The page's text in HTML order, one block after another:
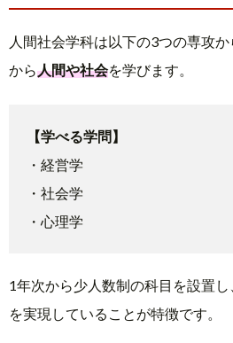
人間社会学科は以下の3つの専攻
から人間や社会を学びます。
【学べる学問】
・経営学
・社会学
・心理学
1年次から少人数制の科目を設置し
を実現していることが特徴です。